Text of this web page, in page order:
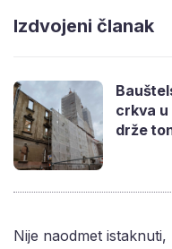
Izdvojeni članak
crkva u
drže
Nije naodmet